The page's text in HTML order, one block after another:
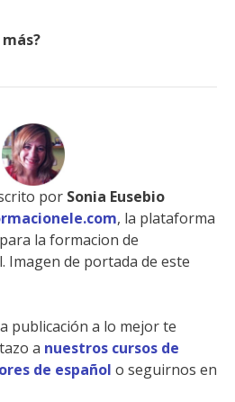
por Sonia Eusebio
, la plataforma
para la formacion de
Imagen de portada de este
publicación a lo mejor te
a nuestros cursos de
de español o seguirnos en